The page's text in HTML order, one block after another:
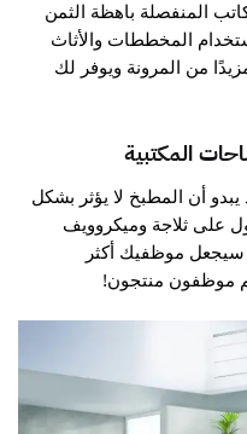
المنفصلة باهظة الثمن
المخططات والأثاث
من المرونة ويوفر لك
أن المطبخ لا يؤثر بشكل
على ثلاجة وميكروويف
موظفيك أكثر
موظفون منتجون!